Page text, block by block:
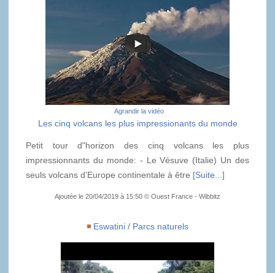
Agrandir la vidéo
Les cinq volcans les plus impressionants du monde
Petit tour d"horizon des cinq volcans les plus
impressionnants du monde: - Le Vésuve (Italie) Un des
seuls volcans d’Europe continentale à être [Suite...]
Ajoutée le 20/04/2019 à 15:50 © Ouest France - Wibbitz
Eswatini/ Parcs naturels